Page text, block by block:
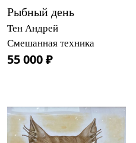
Рыбный день
Тен Андрей
Смешанная техника
55 000 ₽